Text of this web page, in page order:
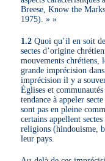
Breese, Know the
1975). »
1.2 Quoi qu’il en soit
sectes d’origine
mouvements chrétiens,
grande imprécision
imprécision il y a
Églises et
tendance à appeler
sont pas en pleine
certains appellent sectes
religions (hindouisme,
leur pays.